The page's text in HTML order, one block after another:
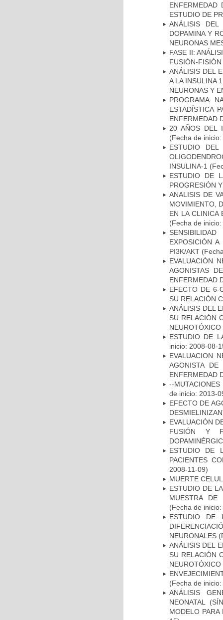
ENFERMEDAD
ESTUDIO DE
ANÁLISIS
DOPAMINA Y
NEURONAS
FASE II:
FUSIÓN-
ANÁLISIS DEL
A LA INSULINA
NEURONAS Y
PROGRAMA
ESTADÍSTICA
ENFERMEDAD
20 AÑOS DEL
(Fecha de
ESTUDIO
INSULINA-1
ESTUDIO DE
PROGRESIÓN
ANALISIS DE
MOVIMIENTO,
EN LA CLINICA
(Fecha de
EXPOSICIÓN
PI3K/AKT
EVALUACIÓN
AGONISTAS
ENFERMEDAD
EFECTO DE 6-
SU RELACIÓN
ANÁLISIS DEL
SU RELACIÓN
NEUROTÓXICO
ESTUDIO DE
inicio: 2008-08-
EVALUACION
AGONISTA
ENFERMEDAD
--
de inicio: 2013-
EFECTO DE
EVALUACIÓN
FUSIÓN Y
ESTUDIO DE
PACIENTES
2008-11-09)
MUERTE
ESTUDIO DE
MUESTRA DE
(Fecha de
ESTUDIO DE
NEURONALES
ANÁLISIS DEL
SU RELACIÓN
NEUROTÓXICO
(Fecha de
ANÁLISIS
NEONATAL
MODELO